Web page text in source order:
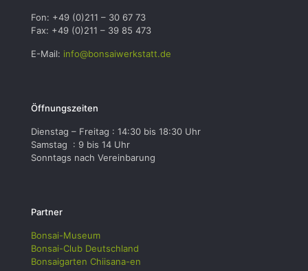
Fon: +49 (0)211 – 30 67 73
Fax: +49 (0)211 – 39 85 473
E-Mail: info@bonsaiwerkstatt.de
Öffnungszeiten
Dienstag – Freitag : 14:30 bis 18:30 Uhr
Samstag : 9 bis 14 Uhr
Sonntags nach Vereinbarung
Partner
Bonsai-Museum
Bonsai-Club Deutschland
Bonsaigarten Chiisana-en